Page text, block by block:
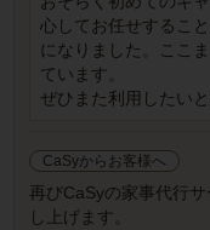
心してお任せするこ
になりました。ここ
ています。
ぜひまた利用したいと
CaSyからお客様へ
再びCaSyの家事代行
し上げます。